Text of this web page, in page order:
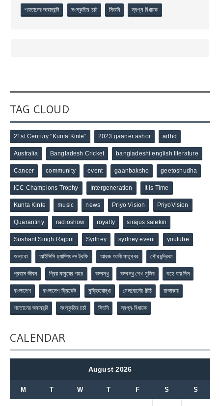
শয়তানের জবানবন্দি সংস্কৃতির চর্চা সিডনি স্বপ্ন-বিধায়ক
TAG CLOUD
21st Century “Kunta Kinte” 2023 gaaner ashor adhd
Australia Bangladesh Cricket bangladeshi english literature
Cancer community event gaanbaksho geetoshudha
ICC Champions Trophy Intergeneration It is Time
Kunta Kinte music news Priyo Vision PriyoVision
Quarantiny radioshow royalty sirajus salekin
Sushant Singh Rajput Sydney sydney event youtube
অন্তরা আইসিসি চ্যাম্পিয়নস ট্রফি আরজ আলী মাতুব্বর গৌরচন্দ্রিকা
প্রবাস জীবন প্রিয় মানুষের শহর বঙ্গবন্ধু বঙ্গবন্ধু শেখ মুজিব বহে যায় দিন
বাংলাদেশ বাংলাদেশ ক্রিকেট মুক্তিযোদ্ধা মেলবোর্নের চিঠি রাজাকার
শয়তানের জবানবন্দি সংস্কৃতির চর্চা সিডনি স্বপ্ন-বিধায়ক
CALENDAR
August 2026
M T W T F S S